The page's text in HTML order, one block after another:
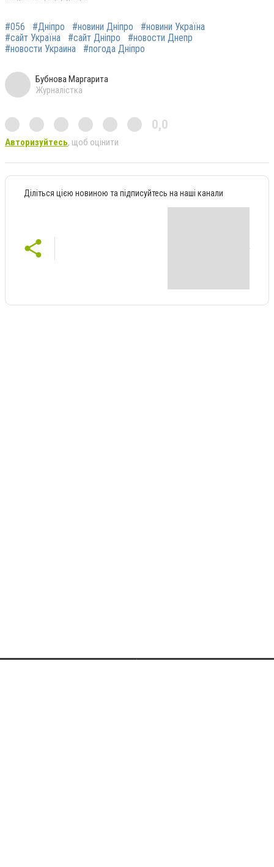
#056 #Дніпро #новини Дніпро
#новини Україна
#сайт Україна
#сайт Дніпро
#новости Днепр
#новости Украина
#погода Дніпро
Бубнова Маргарита
Журналістка
0,0
Авторизуйтесь, щоб оцінити
Діліться цією новиною та підписуйтесь на наші канали